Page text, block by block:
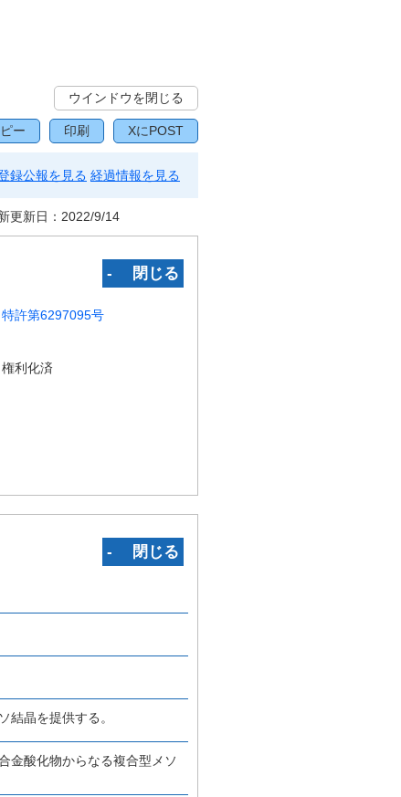
ウインドウを閉じる
ー 印刷 XにPOST
録公報を見る 経過情報を見る
更新日： 2022/9/14
‐ 閉じる
特許第6297095号
権利化済
‐ 閉じる
結晶を提供する。
金酸化物からなる複合型メソ